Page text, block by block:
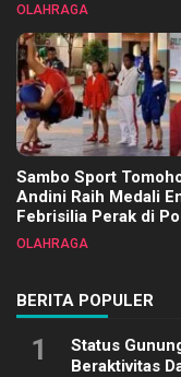
OLAHRAGA
Sambo Sport
Andini Raih Medali
Febrisilia Perak di
Sulut 2025
OLAHRAGA
BERITA POPULER
1
Status
Beraktivitas